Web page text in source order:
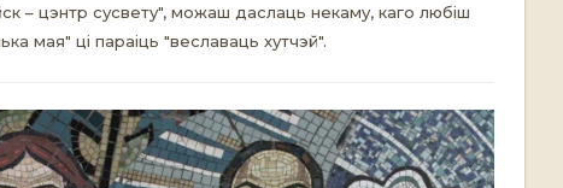
– цэнтр сусвету", можаш даслаць некаму, каго любіш
мая" ці параіць "веславаць хутчэй".